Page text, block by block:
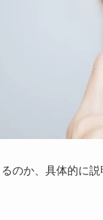
のか、具体的に説